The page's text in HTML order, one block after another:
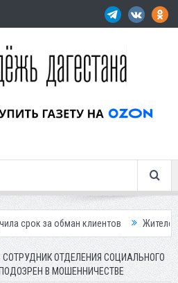
клиентов Жителей Дагестана
СОТРУДНИК ОТДЕЛЕНИЯ СОЦИАЛЬНОГО
В МОШЕННИЧЕСТВЕ